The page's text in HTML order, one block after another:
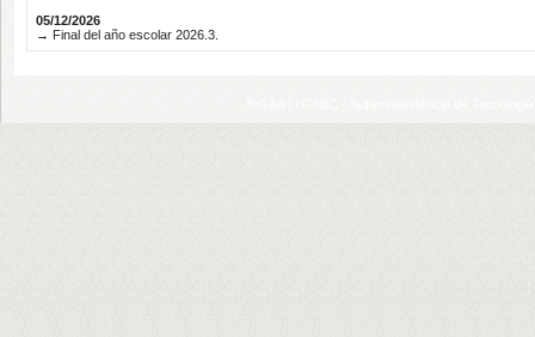
05/12/2026
→ Final del año escolar 2026.3.